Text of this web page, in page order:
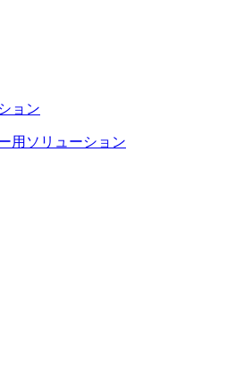
ョン
用ソリューション